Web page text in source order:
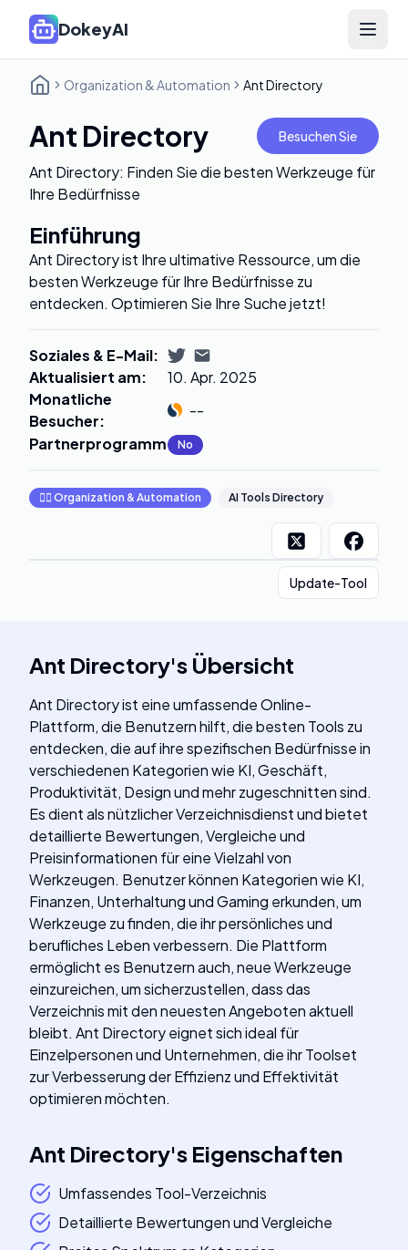
DokeyAI Open
Organization & Automation Ant Directory
Ant Directory Besuchen Sie
Ant Directory: Finden Sie die besten Werkzeuge für
Ihre Bedürfnisse
Einführung
Ant Directory ist Ihre ultimative Ressource, um die
besten Werkzeuge für Ihre Bedürfnisse zu
entdecken. Optimieren Sie Ihre Suche jetzt!
Soziales & E-Mail:
Aktualisiert am:
10. Apr. 2025
Monatliche
Besucher:
--
Partnerprogramm: No
🧞‍♂️ Organization & Automation AI Tools Directory
Update-Tool
Ant Directory's Übersicht
Ant Directory ist eine umfassende Online-
Plattform, die Benutzern hilft, die besten Tools zu
entdecken, die auf ihre spezifischen Bedürfnisse in
verschiedenen Kategorien wie KI, Geschäft,
Produktivität, Design und mehr zugeschnitten sind.
Es dient als nützlicher Verzeichnisdienst und bietet
detaillierte Bewertungen, Vergleiche und
Preisinformationen für eine Vielzahl von
Werkzeugen. Benutzer können Kategorien wie KI,
Finanzen, Unterhaltung und Gaming erkunden, um
Werkzeuge zu finden, die ihr persönliches und
berufliches Leben verbessern. Die Plattform
ermöglicht es Benutzern auch, neue Werkzeuge
einzureichen, um sicherzustellen, dass das
Verzeichnis mit den neuesten Angeboten aktuell
bleibt. Ant Directory eignet sich ideal für
Einzelpersonen und Unternehmen, die ihr Toolset
zur Verbesserung der Effizienz und Effektivität
optimieren möchten.
Ant Directory's Eigenschaften
Umfassendes Tool-Verzeichnis
Detaillierte Bewertungen und Vergleiche